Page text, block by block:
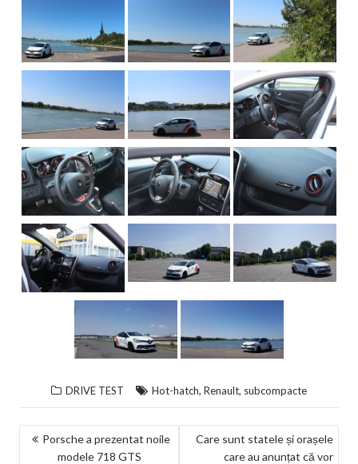
DRIVE TEST Hot-hatch, Renault, subcompacte
NAVIGARE
Porsche a prezentat noile
modele 718 GTS
Care sunt statele și orașele
care au anunțat că vor